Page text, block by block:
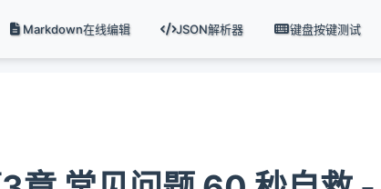
Markdown在线编辑 JSON解析器 键盘按键测试